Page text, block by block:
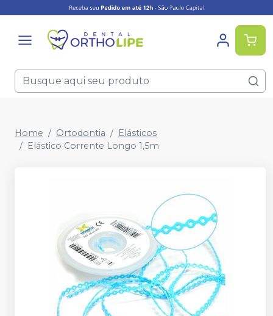
Home Ortodontia
Elásticos
Elástico Corrente Longo 1,5m